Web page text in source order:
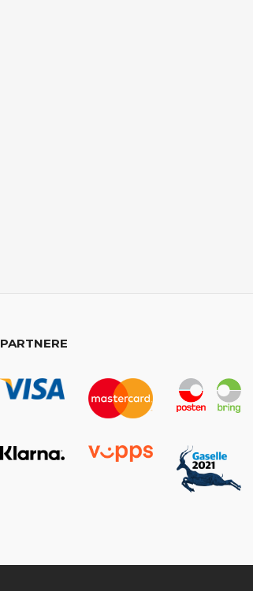
PARTNERE